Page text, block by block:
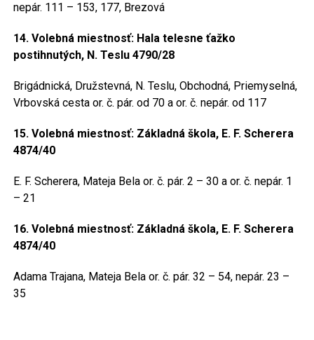
nepár. 111 – 153, 177, Brezová
14. Volebná miestnosť: Hala telesne ťažko
postihnutých, N. Teslu 4790/28
Brigádnická, Družstevná, N. Teslu, Obchodná, Priemyselná,
Vrbovská cesta or. č. pár. od 70 a or. č. nepár. od 117
15. Volebná miestnosť: Základná škola, E. F. Scherera
4874/40
E. F. Scherera, Mateja Bela or. č. pár. 2 – 30 a or. č. nepár. 1
– 21
16. Volebná miestnosť: Základná škola, E. F. Scherera
4874/40
Adama Trajana, Mateja Bela or. č. pár. 32 – 54, nepár. 23 –
35